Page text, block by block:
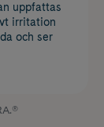
uppfattas
irritation
och ser